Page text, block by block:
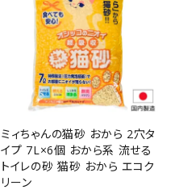
ミィちゃんの猫砂 おから 2穴タ
イプ 7L×6個 おから系 流せる
トイレの砂 猫砂 おから エコク
リーン